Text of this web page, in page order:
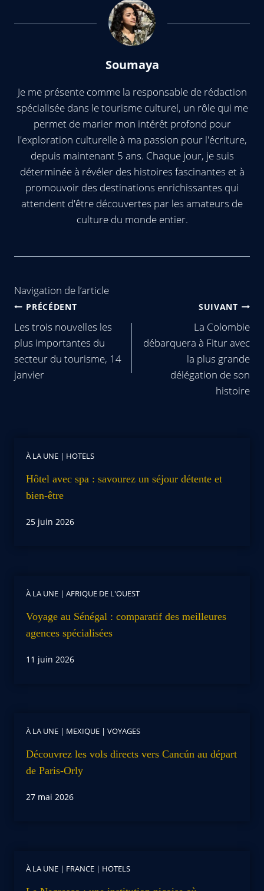
Soumaya
Je me présente comme la responsable de rédaction
spécialisée dans le tourisme culturel, un rôle qui me
permet de marier mon intérêt profond pour
l'exploration culturelle à ma passion pour l'écriture,
depuis maintenant 5 ans. Chaque jour, je suis
déterminée à révéler des histoires fascinantes et à
promouvoir des destinations enrichissantes qui
attendent d'être découvertes par les amateurs de
culture du monde entier.
Navigation de l’article
PRÉCÉDENT
Les trois nouvelles les
plus importantes du
secteur du tourisme, 14
janvier
SUIVANT
La Colombie
débarquera à Fitur avec
la plus grande
délégation de son
histoire
À LA UNE | HOTELS
Hôtel avec spa : savourez un séjour détente et
bien-être
25 juin 2026
À LA UNE | AFRIQUE DE L'OUEST
Voyage au Sénégal : comparatif des meilleures
agences spécialisées
11 juin 2026
À LA UNE | MEXIQUE | VOYAGES
Découvrez les vols directs vers Cancún au départ
de Paris-Orly
27 mai 2026
À LA UNE | FRANCE | HOTELS